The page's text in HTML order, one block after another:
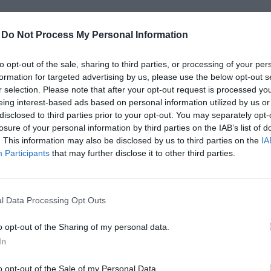
Do Not Process My Personal Information
opt-out of the sale, sharing to third parties, or processing of your
for targeted advertising by us, please use the below opt-out
selection. Please note that after your opt-out request is processed
interest-based ads based on personal information utilized by us
to third parties prior to your opt-out. You may separately
of your personal information by third parties on the IAB’s list of
This information may also be disclosed by us to third parties on the
Participants that may further disclose it to other third parties.
Data Processing Opt Outs
opt-out of the Sharing of my personal data.
opt-out of the Sale of my Personal Data.
KAPCSOLATBAN
engedjük be résztvevőinket, melyet rendszerünk a
email címre.
jogát a rendezvény kezdetéig fenntartja.
megelőző 48 órában már csak bankkártyás
megelőző napon 23:59-kor zárjuk le.
(rendezvény ellátás), melyre az esetleges
hogy a kedvezmények nem összevonhatóak.
kizárólag akkor tud a Net Média Zrt. nyújtani, ha
során rendeli meg és fizeti ki a csoportos
részvételi jegyet.